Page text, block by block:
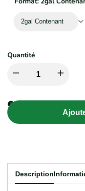
2gal Contenant
Quantité
Diminuer
Ilex
verticillata
Augmenter
quantité
Ilex
Description